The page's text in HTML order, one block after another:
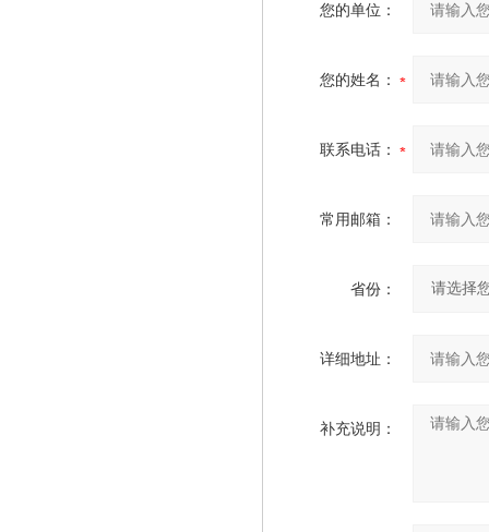
您的单位：
您的姓名：
联系电话：
常用邮箱：
省份：
详细地址：
补充说明：